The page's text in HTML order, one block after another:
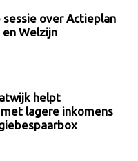
over Actieplan
en Welzijn
helpt
lagere inkomens